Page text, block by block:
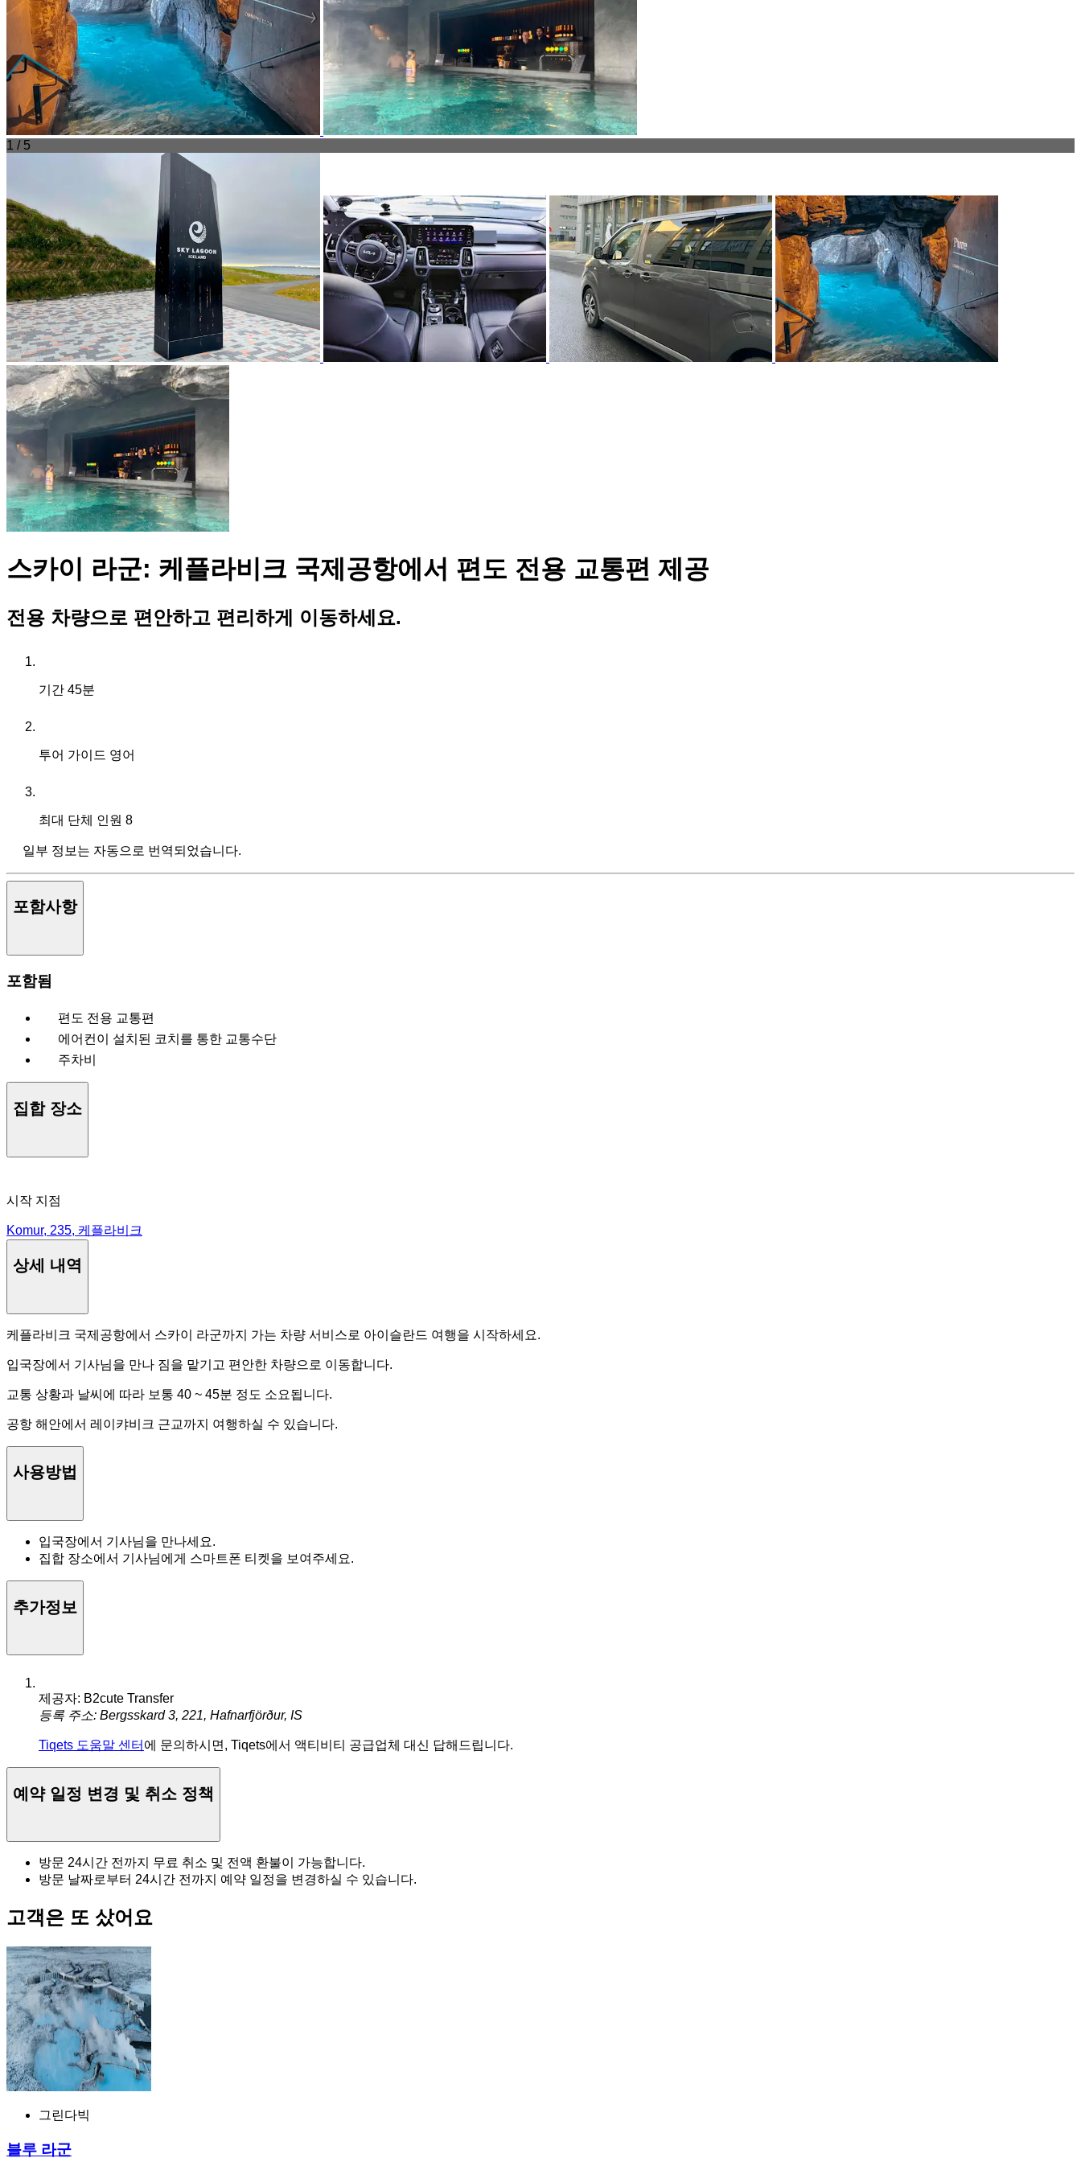
1 / 5
스카이 라군: 케플라비크 국제공항에서 편도 전용 교통편 제공
전용 차량으로 편안하고 편리하게 이동하세요.
기간 45분
투어 가이드 영어
최대 단체 인원 8
일부 정보는 자동으로 번역되었습니다.
포함사항
포함됨
편도 전용 교통편
에어컨이 설치된 코치를 통한 교통수단
주차비
집합 장소
시작 지점
Komur, 235, 케플라비크
상세 내역
케플라비크 국제공항에서 스카이 라군까지 가는 차량 서비스로 아이슬란드 여행을 시작하세요.
입국장에서 기사님을 만나 짐을 맡기고 편안한 차량으로 이동합니다.
교통 상황과 날씨에 따라 보통 40 ~ 45분 정도 소요됩니다.
공항 해안에서 레이캬비크 근교까지 여행하실 수 있습니다.
사용방법
입국장에서 기사님을 만나세요.
집합 장소에서 기사님에게 스마트폰 티켓을 보여주세요.
추가정보
제공자: B2cute Transfer
등록 주소: Bergsskard 3, 221, Hafnarfjörður, IS
Tiqets 도움말 센터 에 문의하시면, Tiqets에서 액티비티 공급업체 대신 답해드립니다.
예약 일정 변경 및 취소 정책
방문 24시간 전까지 무료 취소 및 전액 환불이 가능합니다.
방문 날짜로부터 24시간 전까지 예약 일정을 변경하실 수 있습니다.
고객은 또 샀어요
그린다빅
블루 라군